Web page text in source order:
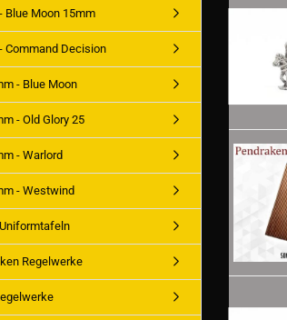
Blue Moon 15mm
Command Decision
- Blue Moon
- Old Glory 25
- Warlord
- Westwind
Regelwerke